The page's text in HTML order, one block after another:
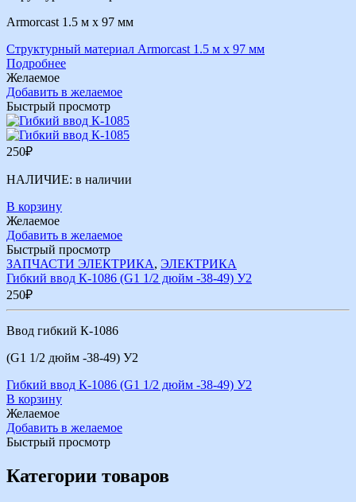
Armorcast 1.5 м х 97 мм
Структурный материал Armorcast 1.5 м х 97 мм
Подробнее
Желаемое
Добавить в желаемое
Быстрый просмотр
250₽
НАЛИЧИЕ: в наличии
В корзину
Желаемое
Добавить в желаемое
Быстрый просмотр
ЗАПЧАСТИ ЭЛЕКТРИКА, ЭЛЕКТРИКА
Гибкий ввод К-1086 (G1 1/2 дюйм -38-49) У2
250₽
Ввод гибкий К-1086
(G1 1/2 дюйм -38-49) У2
Гибкий ввод К-1086 (G1 1/2 дюйм -38-49) У2
В корзину
Желаемое
Добавить в желаемое
Быстрый просмотр
Категории товаров